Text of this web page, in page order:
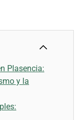
Plasencia:
y la